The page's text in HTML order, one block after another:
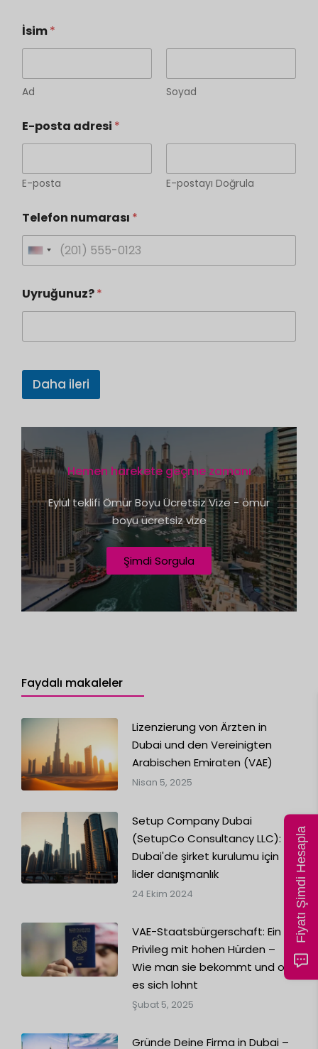
İsim*
Ad Soyad
E-posta adresi *
E-posta E-postayı Doğrula
Telefon numarası *
U
i
t
e
s
+
1
Uyruğunuz?*
Daha ileri
Hemen harekete geçme zamanı
Eylül teklifi Ömür Boyu Ücretsiz Vize - ömür
boyu ücretsiz vize
Şimdi Sorgula
Faydalı makaleler
Lizenzierung von Ärzten in
Dubai und den Vereinigten
Arabischen Emiraten (VAE)
Nisan 5, 2025
Setup Company Dubai
(SetupCo Consultancy LLC):
Dubai'de şirket kurulumu için
lider danışmanlık
24 Ekim 2024
VAE-Staatsbürgerschaft: Ein
Privileg mit hohen Hürden –
Wie man sie bekommt und ob
es sich lohnt
Şubat 5, 2025
Gründe Deine Firma in Dubai –
Fiyatı Şimdi Hesapla